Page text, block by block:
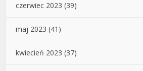
czerwiec 2023 (39)
maj 2023 (41)
kwiecień 2023 (37)